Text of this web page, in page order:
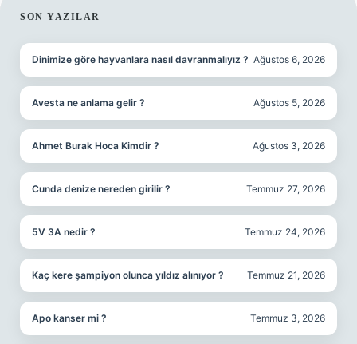
SIDEBAR
SON YAZILAR
Dinimize göre hayvanlara nasıl davranmalıyız ? Ağustos 6, 2026
Avesta ne anlama gelir ? Ağustos 5, 2026
Ahmet Burak Hoca Kimdir ? Ağustos 3, 2026
Cunda denize nereden girilir ? Temmuz 27, 2026
5V 3A nedir ? Temmuz 24, 2026
Kaç kere şampiyon olunca yıldız alınıyor ? Temmuz 21, 2026
Apo kanser mi ? Temmuz 3, 2026